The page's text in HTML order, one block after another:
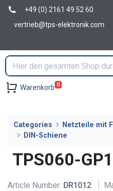
+49 (0) 2161 49 52 60
vertrieb@tps-elektronik.com
Warenkorb 0
Categories
Netzteile mit
DIN-Schiene
TPS060-
Article Number: DR1012